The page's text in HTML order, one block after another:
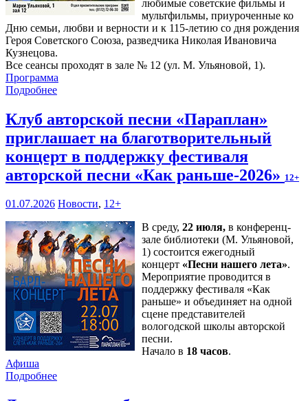
любимые советские фильмы и
мультфильмы, приуроченные ко
Дню семьи, любви и верности и к 115-летию со дня рождения
Героя Советского Союза, разведчика Николая Ивановича
Кузнецова.
Все сеансы проходят в зале № 12 (ул. М. Ульяновой, 1).
Программа
Подробнее
Клуб авторской песни «Параплан»
приглашает на благотворительный
концерт в поддержку фестиваля
авторской песни «Как раньше-2026» 12+
01.07.2026 Новости, 12+
В среду, 22 июля, в конференц-
зале библиотеки (М. Ульяновой,
1) состоится ежегодный
концерт «Песни нашего лета».
Мероприятие проводится в
поддержку фестиваля «Как
раньше» и объединяет на одной
сцене представителей
вологодской школы авторской
песни.
Начало в 18 часов.
Афиша
Подробнее